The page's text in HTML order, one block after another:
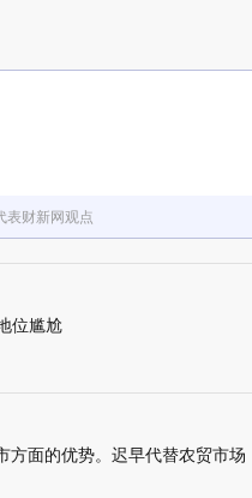
表财新网观点
位尴尬
面的优势。迟早代替农贸市场